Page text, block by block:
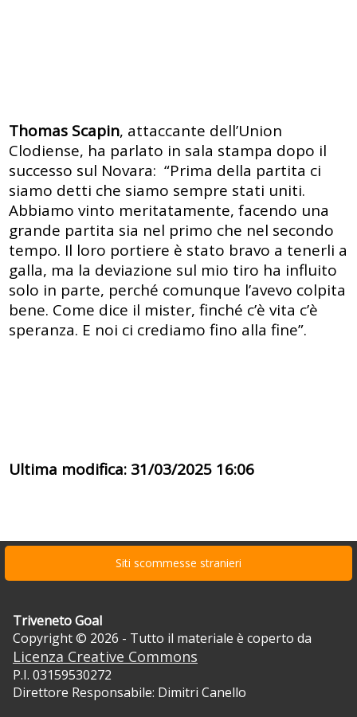
Thomas Scapin, attaccante dell’Union
Clodiense, ha parlato in sala stampa dopo il
successo sul Novara: “Prima della partita ci
siamo detti che siamo sempre stati uniti.
Abbiamo vinto meritatamente, facendo una
grande partita sia nel primo che nel secondo
tempo. Il loro portiere è stato bravo a tenerli a
galla, ma la deviazione sul mio tiro ha influito
solo in parte, perché comunque l’avevo colpita
bene. Come dice il mister, finché c’è vita c’è
speranza. E noi ci crediamo fino alla fine”.
Ultima modifica: 31/03/2025 16:06
Siti scommesse stranieri
Triveneto Goal
Copyright © 2026 - Tutto il materiale è coperto da
Licenza Creative Commons
P.I. 03159530272
Direttore Responsabile: Dimitri Canello